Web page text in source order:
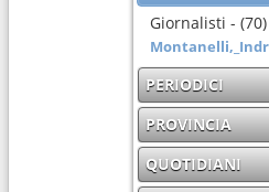
Giornalisti - (70)
PERIODICI
PROVINCIA
QUOTIDIANI